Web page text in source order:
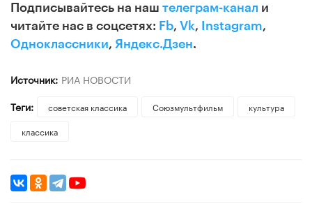
Подписывайтесь на наш телеграм-канал и
читайте нас в соцсетях: Fb, Vk, Instagram,
Одноклассники, Яндекс.Дзен.
Источник: РИА НОВОСТИ
Теги:
советская классика Союзмультфильм
культура
классика